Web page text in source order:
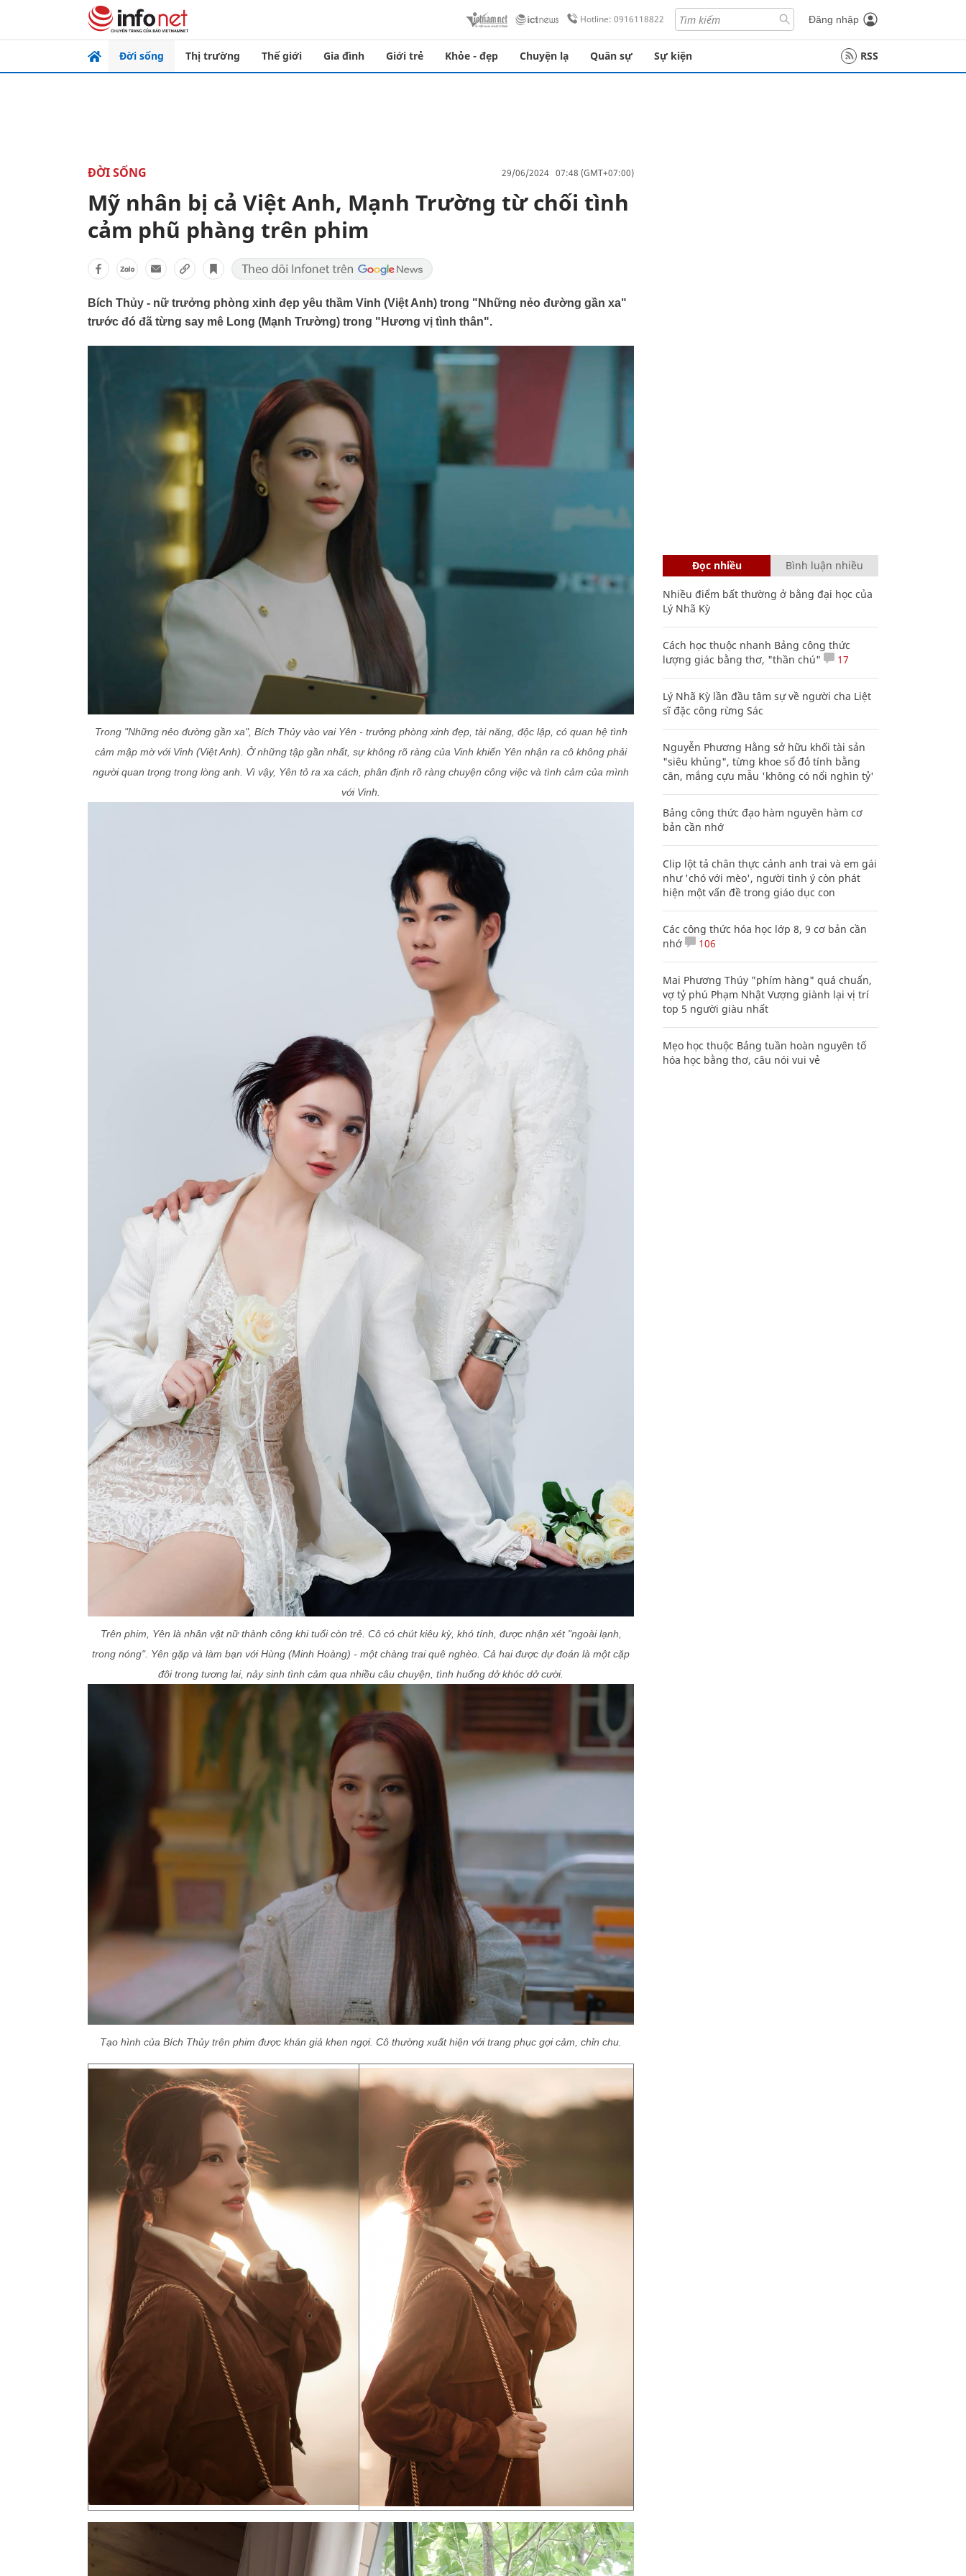
Hotline: 0916118822 Đăng nhập
Đời sống Thị trường Thế giới Gia đình Giới trẻ Khỏe - đẹp Chuyện lạ Quân sự Sự kiện RSS
ĐỜI SỐNG 29/06/2024 07:48 (GMT+07:00)
Mỹ nhân bị cả Việt Anh, Mạnh Trường từ chối tình
cảm phũ phàng trên phim
Bích Thủy - nữ trưởng phòng xinh đẹp yêu thầm Vinh (Việt Anh) trong "Những nẻo đường gần xa"
trước đó đã từng say mê Long (Mạnh Trường) trong "Hương vị tình thân".
Trong "Những nẻo đường gần xa", Bích Thủy vào vai Yên - trưởng phòng xinh đẹp, tài năng, độc lập, có quan hệ tình
cảm mập mờ với Vinh (Việt Anh). Ở những tập gần nhất, sự không rõ ràng của Vinh khiến Yên nhận ra cô không phải
người quan trọng trong lòng anh. Vì vậy, Yên tỏ ra xa cách, phân định rõ ràng chuyện công việc và tình cảm của mình
với Vinh.
Trên phim, Yên là nhân vật nữ thành công khi tuổi còn trẻ. Cô có chút kiêu kỳ, khó tính, được nhận xét "ngoài lạnh,
trong nóng". Yên gặp và làm bạn với Hùng (Minh Hoàng) - một chàng trai quê nghèo. Cả hai được dự đoán là một cặp
đôi trong tương lai, nảy sinh tình cảm qua nhiều câu chuyện, tình huống dở khóc dở cười.
Tạo hình của Bích Thủy trên phim được khán giả khen ngợi. Cô thường xuất hiện với trang phục gợi cảm, chỉn chu.
Đọc nhiều Bình luận nhiều
Nhiều điểm bất thường ở bằng đại học của
Lý Nhã Kỳ
Cách học thuộc nhanh Bảng công thức
lượng giác bằng thơ, "thần chú"
17
Lý Nhã Kỳ lần đầu tâm sự về người cha Liệt
sĩ đặc công rừng Sác
Nguyễn Phương Hằng sở hữu khối tài sản
"siêu khủng", từng khoe sổ đỏ tính bằng
cân, mắng cựu mẫu 'không có nổi nghìn tỷ'
Bảng công thức đạo hàm nguyên hàm cơ
bản cần nhớ
Clip lột tả chân thực cảnh anh trai và em gái
như 'chó với mèo', người tinh ý còn phát
hiện một vấn đề trong giáo dục con
Các công thức hóa học lớp 8, 9 cơ bản cần
nhớ
106
Mai Phương Thúy "phím hàng" quá chuẩn,
vợ tỷ phú Phạm Nhật Vượng giành lại vị trí
top 5 người giàu nhất
Mẹo học thuộc Bảng tuần hoàn nguyên tố
hóa học bằng thơ, câu nói vui vẻ